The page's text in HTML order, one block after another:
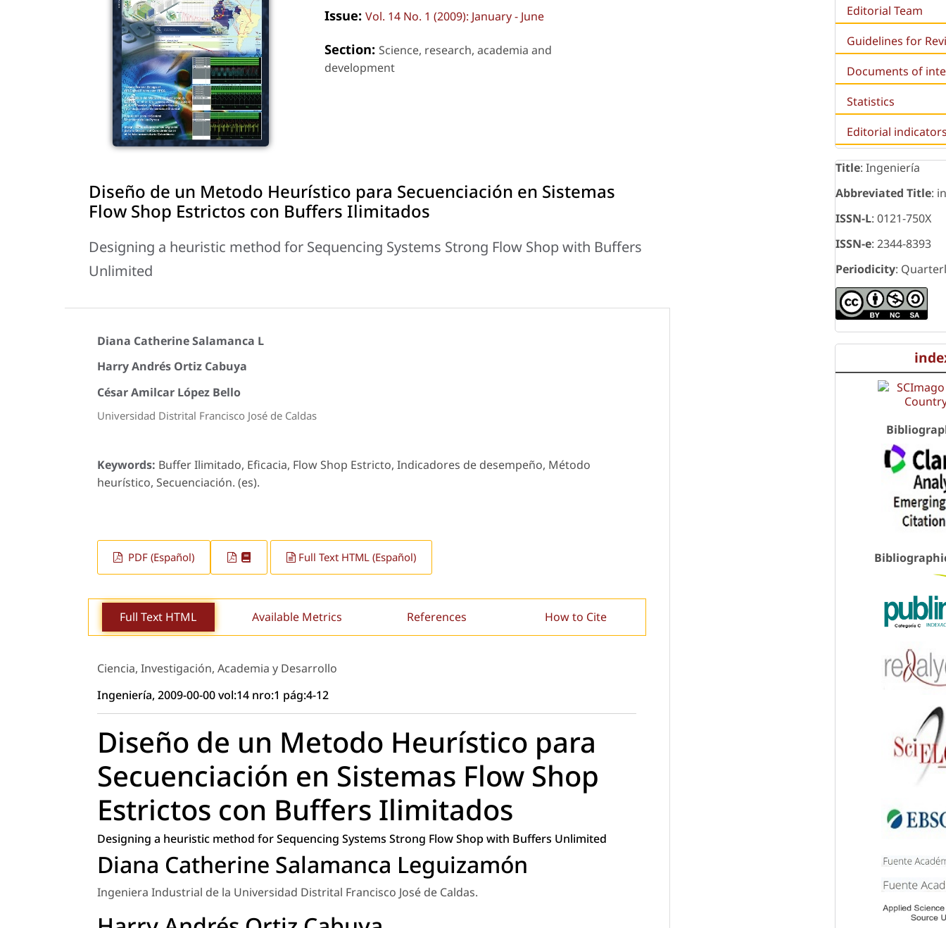
Issue: Vol. 14 No. 1 (2009): January - June
Section: Science, research, academia and
development
Diseño de un Metodo Heurístico para Secuenciación en Sistemas
Flow Shop Estrictos con Buffers Ilimitados
Designing a heuristic method for Sequencing Systems Strong Flow Shop with Buffers
Unlimited
Diana Catherine Salamanca L
Harry Andrés Ortiz Cabuya
César Amilcar López Bello
Universidad Distrital Francisco José de Caldas
Keywords: Buffer Ilimitado, Eficacia, Flow Shop Estricto, Indicadores de desempeño, Método
heurístico, Secuenciación. (es).
PDF (Español) Full Text HTML (Español)
Full Text HTML Available Metrics References How to Cite
Ciencia, Investigación, Academia y Desarrollo
Ingeniería, 2009-00-00 vol:14 nro:1 pág:4-12
Diseño de un Metodo Heurístico para
Secuenciación en Sistemas Flow Shop
Estrictos con Buffers Ilimitados
Designing a heuristic method for Sequencing Systems Strong Flow Shop with Buffers Unlimited
Diana Catherine Salamanca Leguizamón
Ingeniera Industrial de la Universidad Distrital Francisco José de Caldas.
Editorial Team
Guidelines for
Documents of
Statistics
Editorial
Title: Ingeniería
Abbreviated Title:
ISSN-L: 0121-750X
ISSN-e: 2344-8393
Periodicity: